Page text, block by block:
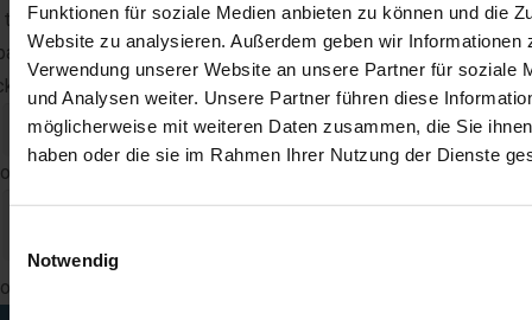
Funktionen für soziale Medien anbieten zu können und die
Website zu analysieren. Außerdem geben wir Informationen
Verwendung unserer Website an unsere Partner für soziale
und Analysen weiter. Unsere Partner führen diese
möglicherweise mit weiteren Daten zusammen, die Sie
haben oder die sie im Rahmen Ihrer Nutzung der Dienste
Notwendig
this device, we offer both exchange devices with immediate
and repair with a delivery time of approx. 3 – 5 working
and transportation are optional for our customers.
this field
this field